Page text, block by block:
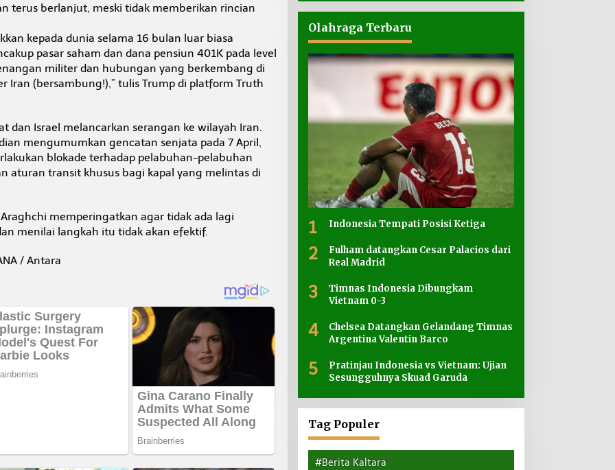
terus berlanjut, meski tidak memberikan rincian
kepada dunia selama 16 bulan luar biasa
pasar saham dan dana pensiun 401K pada level
militer dan hubungan yang berkembang di
Iran (bersambung!),” tulis Trump di platform Truth
dan Israel melancarkan serangan ke wilayah Iran.
mengumumkan gencatan senjata pada 7 April,
blokade terhadap pelabuhan-pelabuhan
aturan transit khusus bagi kapal yang melintas di
memperingatkan agar tidak ada lagi
menilai langkah itu tidak akan efektif.
/ Antara
Olahraga Terbaru
1 Indonesia Tempati Posisi Ketiga
2
Fulham datangkan Cesar Palacios dari
Real Madrid
3
Timnas Indonesia Dibungkam
Vietnam 0-3
4
Chelsea Datangkan Gelandang Timnas
Argentina Valentin Barco
5
Pratinjau Indonesia vs Vietnam: Ujian
Sesungguhnya Skuad Garuda
Tag Populer
#Berita Kaltara